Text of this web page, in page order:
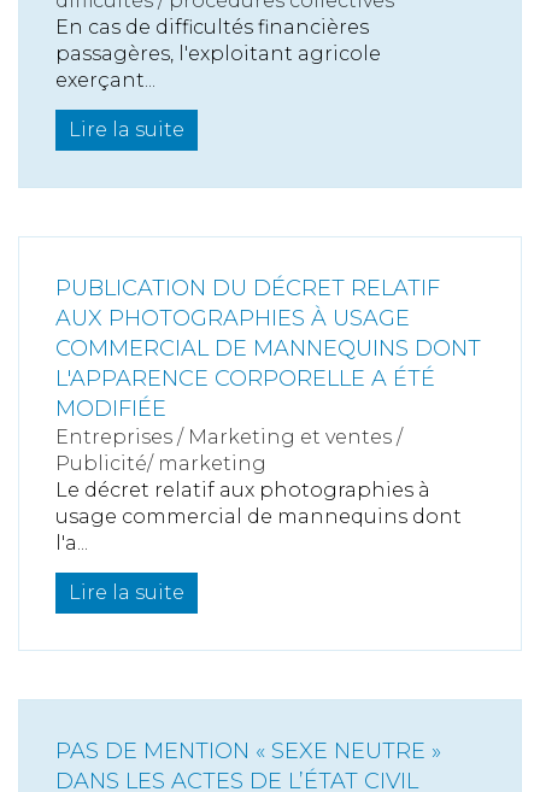
En cas de difficultés financières
passagères, l'exploitant agricole
exerçant...
Lire la suite
PUBLICATION DU DÉCRET RELATIF
AUX PHOTOGRAPHIES À USAGE
COMMERCIAL DE MANNEQUINS DONT
L'APPARENCE CORPORELLE A ÉTÉ
MODIFIÉE
Entreprises / Marketing et ventes /
Publicité/ marketing
Le décret relatif aux photographies à
usage commercial de mannequins dont
l'a...
Lire la suite
PAS DE MENTION « SEXE NEUTRE »
DANS LES ACTES DE L’ÉTAT CIVIL